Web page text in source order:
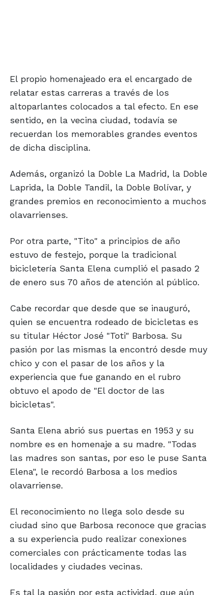
El propio homenajeado era el encargado de
relatar estas carreras a través de los
altoparlantes colocados a tal efecto. En ese
sentido, en la vecina ciudad, todavía se
recuerdan los memorables grandes eventos
de dicha disciplina.
Además, organizó la Doble La Madrid, la Doble
Laprida, la Doble Tandil, la Doble Bolívar, y
grandes premios en reconocimiento a muchos
olavarrienses.
Por otra parte, "Tito" a principios de año
estuvo de festejo, porque la tradicional
bicicletería Santa Elena cumplió el pasado 2
de enero sus 70 años de atención al público.
Cabe recordar que desde que se inauguró,
quien se encuentra rodeado de bicicletas es
su titular Héctor José "Toti" Barbosa. Su
pasión por las mismas la encontró desde muy
chico y con el pasar de los años y la
experiencia que fue ganando en el rubro
obtuvo el apodo de "El doctor de las
bicicletas".
Santa Elena abrió sus puertas en 1953 y su
nombre es en homenaje a su madre. "Todas
las madres son santas, por eso le puse Santa
Elena", le recordó Barbosa a los medios
olavarriense.
El reconocimiento no llega solo desde su
ciudad sino que Barbosa reconoce que gracias
a su experiencia pudo realizar conexiones
comerciales con prácticamente todas las
localidades y ciudades vecinas.
Es tal la pasión por esta actividad, que aún